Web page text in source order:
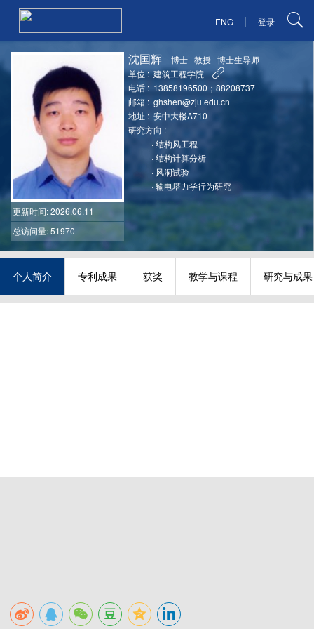
ENG | 登录
更新时间: 2026.06.11
总访问量: 51970
沈国辉 博士 |教授 |博士生导师
单位 : 建筑工程学院
电话 : 13858196500；88208737
邮箱 : ghshen@zju.edu.cn
地址 : 安中大楼A710
研究方向 :
·结构风工程
·结构计算分析
· 风洞试验
·输电塔力学行为研究
个人简介 专利成果 获奖 教学与课程 研究与成果